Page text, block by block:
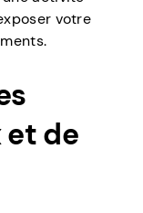
votre
et de